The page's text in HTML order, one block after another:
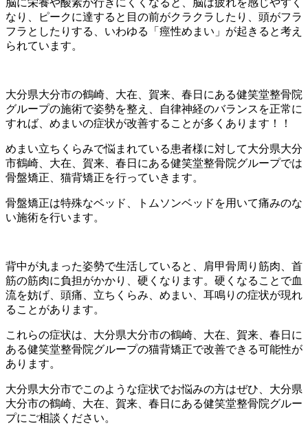
脳に栄養や酸素が行きにくくなると、脳は疲れを感じやすく
なり、ピークに達すると目の前がクラクラしたり、頭がフラ
フラとしたりする、いわゆる「痙性めまい」が起きると考え
られています。
大分県大分市の鶴崎、大在、賀来、春日にある健笑堂整骨院
グループの施術で姿勢を整え、自律神経のバランスを正常に
すれば、めまいの症状が改善することが多くあります！！
めまい立ちくらみで悩まれている患者様に対して大分県大分
市鶴崎、大在、賀来、春日にある健笑堂整骨院グループでは
骨盤矯正、猫背矯正を行っていきます。
骨盤矯正は特殊なベッド、トムソンベッドを用いて痛みのな
い施術を行います。
背中が丸まった姿勢で生活していると、肩甲骨周り筋肉、首
筋の筋肉に負担がかかり、硬くなります。硬くなることで血
流を妨げ、頭痛、立ちくらみ、めまい、耳鳴りの症状が現れ
ることがあります。
これらの症状は、大分県大分市の鶴崎、大在、賀来、春日に
ある健笑堂整骨院グループの猫背矯正で改善できる可能性が
あります。
大分県大分市でこのような症状でお悩みの方はぜひ、大分県
大分市の鶴崎、大在、賀来、春日にある健笑堂整骨院グルー
プにご相談ください。